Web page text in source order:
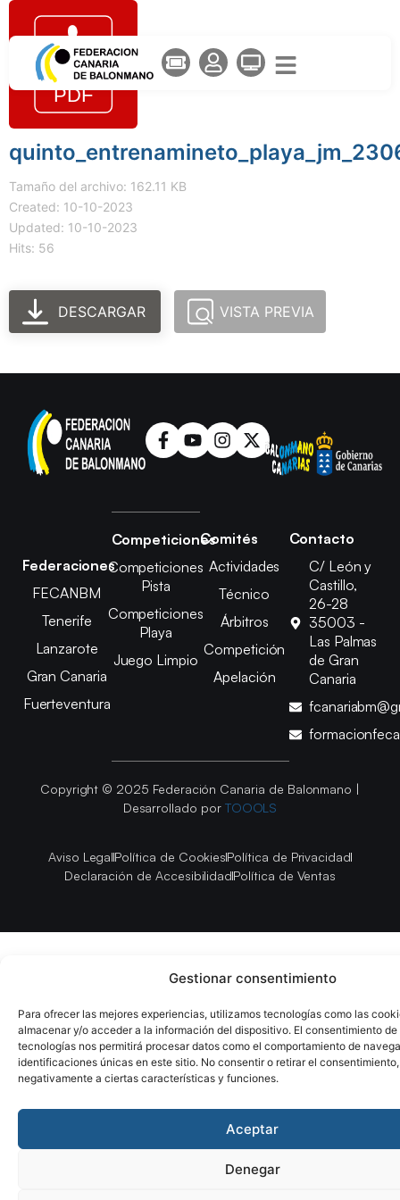
Gestionar consentimiento
Para ofrecer las mejores experiencias, utilizamos tecnologías como las
almacenar y/o acceder a la información del dispositivo. El consentimiento de
tecnologías nos permitirá procesar datos como el comportamiento de
identificaciones únicas en este sitio. No consentir o retirar el
negativamente a ciertas características y funciones.
Aceptar
Denegar
Tamaño del archivo: 162.11 KB
Created: 10-10-2023
Updated: 10-10-2023
Hits: 56
DESCARGAR VISTA PREVIA
Federaciones
FECANBM
Tenerife
Lanzarote
Gran Canaria
Fuerteventura
Competiciones
Competiciones
Pista
Competiciones
Playa
Juego Limpio
Comités
Actividades
Técnico
Árbitros
Competición
Apelación
Contacto
C/ León y
Castillo,
26-28
35003 -
Las Palmas
de Gran
Canaria
Copyright © 2025 Federación Canaria de Balonmano |
Desarrollado por TOOOLS
Aviso LegalPolítica de CookiesPolítica de Privacidad
Declaración de AccesibilidadPolítica de Ventas